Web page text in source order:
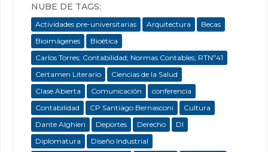
NUBE DE TAGS:
Actividades pre-universitarias Arquitectura
Becas
Bioimágenes
Bioética
Carlos Torres; Contabilidad; Normas Contables; RTNº41
Certamen Literario
Ciencias de la Salud
Clase Abierta
Comunicación
conferencia
Contabilidad
CP Santiago Bernasconi
Cultura
Dante Alghieri
Deportes Derecho
DI
Diplomatura
Diseño Industrial